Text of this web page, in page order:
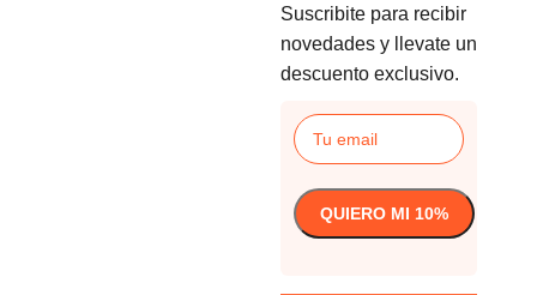
Suscribite para recibir
novedades y llevate un
descuento exclusivo.